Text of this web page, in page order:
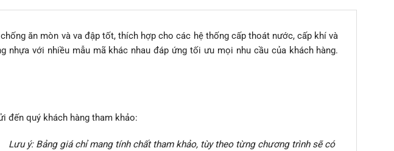
ăn mòn và va đập tốt, thích hợp cho các hệ thống cấp thoát nước, cấp khí và
với nhiều mẫu mã khác nhau đáp ứng tối ưu mọi nhu cầu của khách hàng.
đến quý khách hàng tham khảo:
Lưu ý: Bảng giá chỉ mang tính chất tham khảo, tùy theo từng chương trình sẽ có